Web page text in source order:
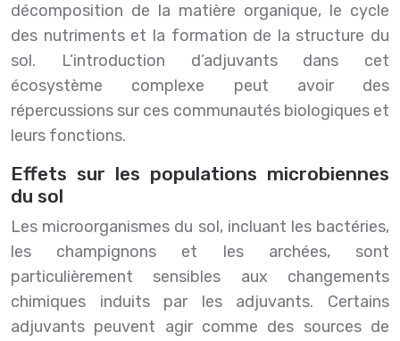
décomposition de la matière organique, le cycle
des nutriments et la formation de la structure du
sol. L’introduction d’adjuvants dans cet
écosystème complexe peut avoir des
répercussions sur ces communautés biologiques et
leurs fonctions.
Effets sur les populations microbiennes
du sol
Les microorganismes du sol, incluant les bactéries,
les champignons et les archées, sont
particulièrement sensibles aux changements
chimiques induits par les adjuvants. Certains
adjuvants peuvent agir comme des sources de